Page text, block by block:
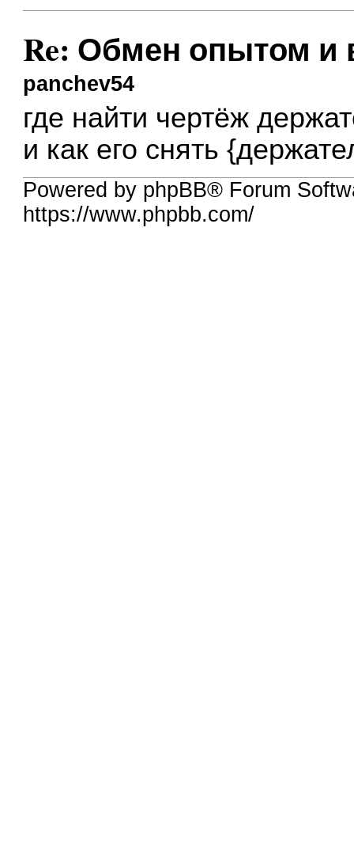
Re: Обмен опытом и
panchev54
где найти чертёж
и как его снять
Powered by phpBB® Forum
https://www.phpbb.com/